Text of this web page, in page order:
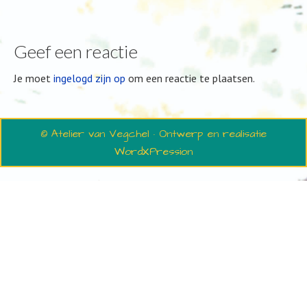
Geef een reactie
Je moet ingelogd zijn op om een reactie te plaatsen.
© Atelier van Vegchel · Ontwerp en realisatie
WordXPression